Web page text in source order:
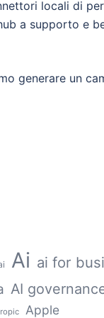
locali di
a supporto e
generare un
Ai ai for
AI
Apple